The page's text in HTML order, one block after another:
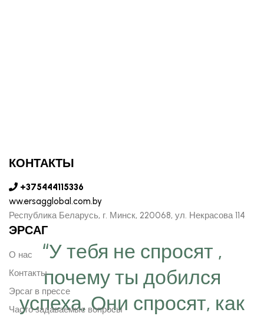
“У тебя не спросят ,
почему ты добился
успеха, Они спросят, как
КОНТАКТЫ
+375444115336
ww.ersagglobal.com.by
Республика Беларусь, г. Минск, 220068, ул. Некрасова 114
ЭРСАГ
О нас
Контакты
Эрсаг в прессе
Часто задаваемые вопросы